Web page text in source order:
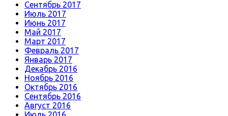
Сентябрь 2017
Июль 2017
Июнь 2017
Май 2017
Март 2017
Февраль 2017
Январь 2017
Декабрь 2016
Ноябрь 2016
Октябрь 2016
Сентябрь 2016
Август 2016